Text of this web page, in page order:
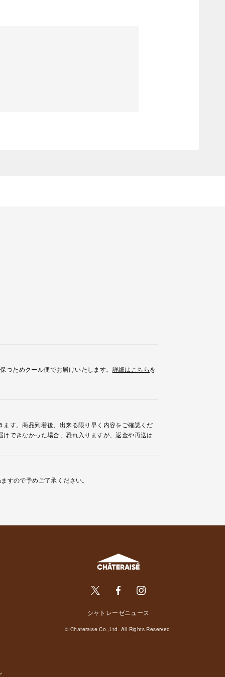
ためクール便でお届けいたします。 詳細はこちらを
す。商品到着後、出来る限り早く内容をご確認くだ
できなかった場合、恐れ入りますが、返金や再送は
すので予めご了承ください。
シャトレーゼニュース
© Chateraise Co.,Ltd. All Rights Reserved.